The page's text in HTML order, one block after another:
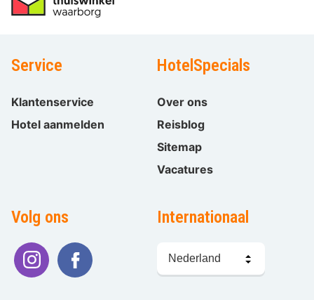
Service
Klantenservice
Hotel aanmelden
HotelSpecials
Over ons
Reisblog
Sitemap
Vacatures
Volg ons Internationaal
kiezen